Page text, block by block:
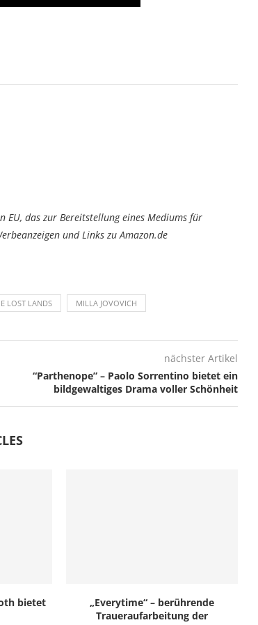
EU, das zur Bereitstellung eines Mediums für
und Links zu Amazon.de
LOST LANDS MILLA JOVOVICH
nächster Artikel
“Parthenope” – Paolo Sorrentino bietet ein
bildgewaltiges Drama voller Schönheit
bietet
„Everytime“ – berührende
Traueraufarbeitung der